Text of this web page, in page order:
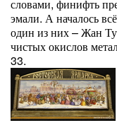
словами, финифть
эмали. А началось
один из них – Жан
чистых окислов
33.